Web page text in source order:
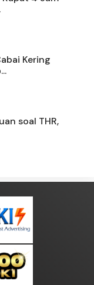
Kering
soal THR,